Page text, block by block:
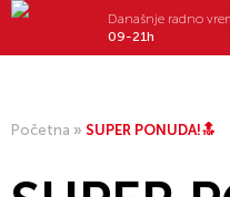
Današnje radno
09-21h
Početna » SUPER PONUDA!🔝